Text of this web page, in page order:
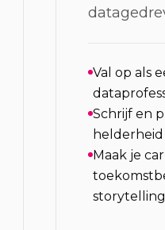
Val op als
Schrijf en
Maak je